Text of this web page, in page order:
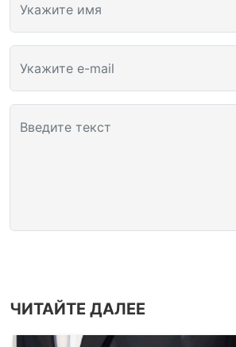
Укажите имя
Укажите e-mail
Введите текст
ЧИТАЙТЕ ДАЛЕЕ